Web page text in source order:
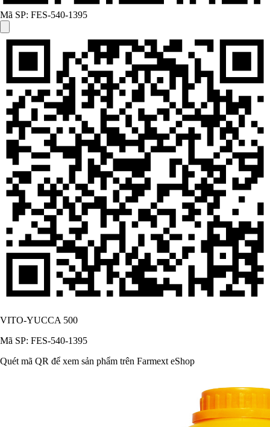
Mã SP: FES-540-1395
VITO-YUCCA 500
Mã SP: FES-540-1395
Quét mã QR để xem sản phẩm trên Farmext eShop